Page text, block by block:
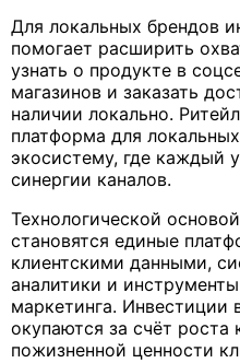
Для локальных брендов
помогает расширить
узнать о продукте в
магазинов и заказать
наличии локально.
платформа для
экосистему, где каждый
синергии каналов.
Технологической
становятся единые
клиентскими данными,
аналитики и
маркетинга. Инвестиции
окупаются за счёт роста
пожизненной ценности